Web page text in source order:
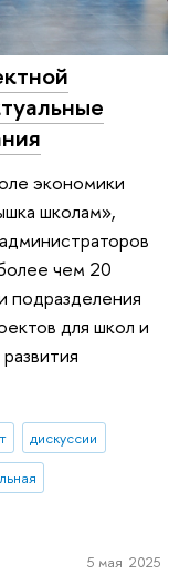
экономики
школам»,
чем 20
подразделения
для школ и
дискуссии
5 мая 2025